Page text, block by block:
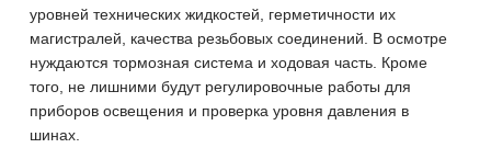
уровней технических жидкостей, герметичности их
магистралей, качества резьбовых соединений. В осмотре
нуждаются тормозная система и ходовая часть. Кроме
того, не лишними будут регулировочные работы для
приборов освещения и проверка уровня давления в
шинах.